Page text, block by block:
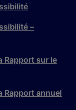
–
Rapport sur le
Rapport annuel